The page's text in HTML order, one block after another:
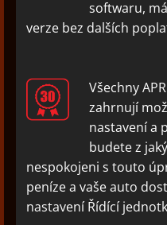
softwaru,
verze bez dalších
Všechny
zahrnují
nastavení a
budete z
nespokojeni s touto
peníze a vaše auto
nastavení Řídící